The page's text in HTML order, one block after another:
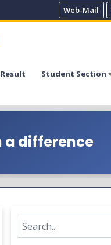
Web-Mail
Result Student Section
a difference